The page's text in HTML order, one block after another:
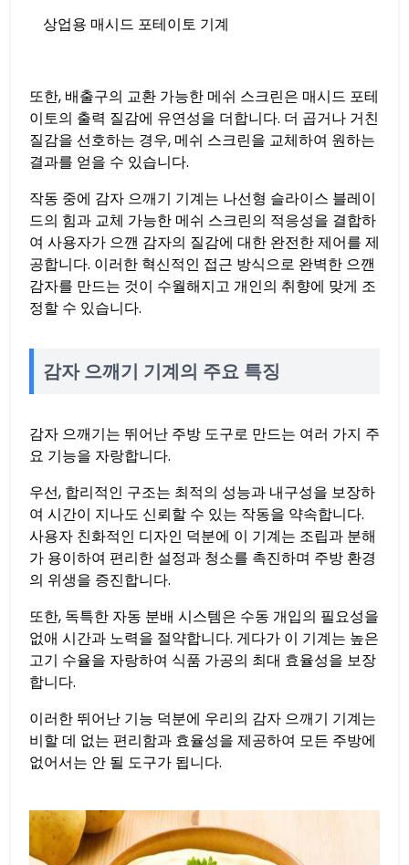
상업용 매시드 포테이토 기계
또한, 배출구의 교환 가능한 메쉬 스크린은 매시드 포테
이토의 출력 질감에 유연성을 더합니다. 더 곱거나 거친
질감을 선호하는 경우, 메쉬 스크린을 교체하여 원하는
결과를 얻을 수 있습니다.
작동 중에 감자 으깨기 기계는 나선형 슬라이스 블레이
드의 힘과 교체 가능한 메쉬 스크린의 적응성을 결합하
여 사용자가 으깬 감자의 질감에 대한 완전한 제어를 제
공합니다. 이러한 혁신적인 접근 방식으로 완벽한 으깬
감자를 만드는 것이 수월해지고 개인의 취향에 맞게 조
정할 수 있습니다.
감자 으깨기 기계의 주요 특징
감자 으깨기는 뛰어난 주방 도구로 만드는 여러 가지 주
요 기능을 자랑합니다.
우선, 합리적인 구조는 최적의 성능과 내구성을 보장하
여 시간이 지나도 신뢰할 수 있는 작동을 약속합니다.
사용자 친화적인 디자인 덕분에 이 기계는 조립과 분해
가 용이하여 편리한 설정과 청소를 촉진하며 주방 환경
의 위생을 증진합니다.
또한, 독특한 자동 분배 시스템은 수동 개입의 필요성을
없애 시간과 노력을 절약합니다. 게다가 이 기계는 높은
고기 수율을 자랑하여 식품 가공의 최대 효율성을 보장
합니다.
이러한 뛰어난 기능 덕분에 우리의 감자 으깨기 기계는
비할 데 없는 편리함과 효율성을 제공하여 모든 주방에
없어서는 안 될 도구가 됩니다.